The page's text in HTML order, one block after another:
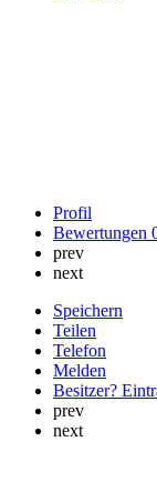
Profil
Bewertungen
prev
next
Speichern
Teilen
Telefon
Melden
Besitzer?
prev
next